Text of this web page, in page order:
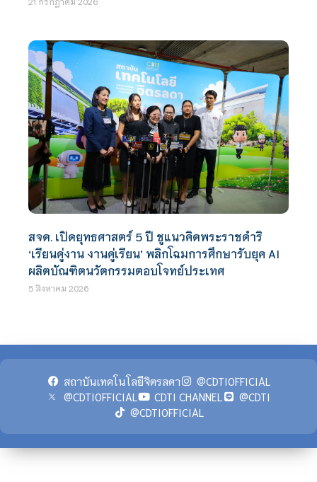
สจด. เปิดยุทธศาสตร์ 5 ปี ชูแนวคิดพระราชดำริ
‘เรียนคู่งาน งานคู่เรียน’ พลิกโฉมการศึกษารับยุค AI
ผลิตบัณฑิตนวัตกรรมตอบโจทย์ประเทศ
5 สิงหาคม 2026
สถาบันเทคโนโลยีจิตรลดา
@CDTIOFFICIAL
@CDTIOFFICIAL
CDTI CHANNEL
@CDTI
@CDTIOFFICIAL